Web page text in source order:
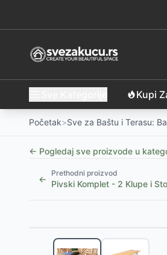
Kupi
Početak>Sve za Baštu i Terasu:
← Pogledaj sve proizvode u
←
Prethodni proizvod
Pivski Komplet - 2 Klupe i
Baštenski Set Lorens - Sto sa
BESPLATNA DOSTAVA